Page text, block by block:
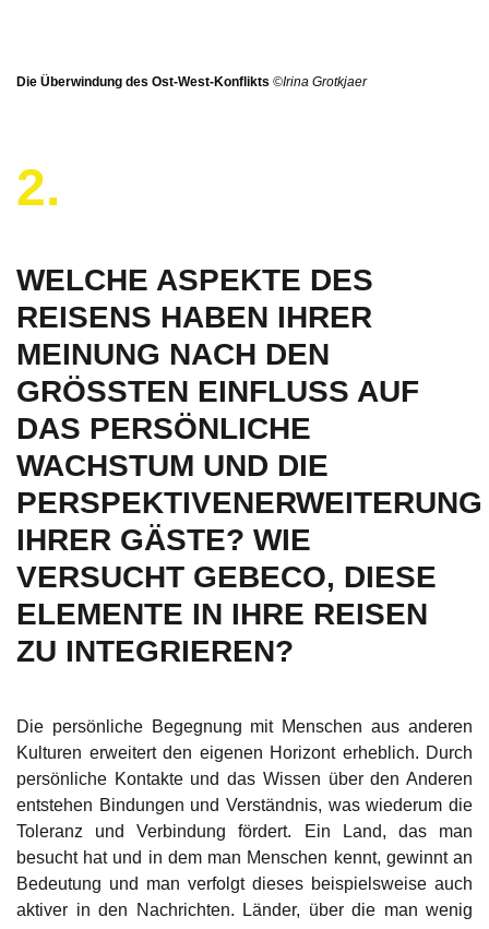
Die Überwindung des Ost-West-Konflikts ©Irina Grotkjaer
2.
WELCHE ASPEKTE DES
REISENS HABEN IHRER
MEINUNG NACH DEN
GRÖSSTEN EINFLUSS AUF D
AS PERSÖNLICHE W
ACHSTUM UND DIE P
ERSPEKTIVENERWEITERUNG I
HRER GÄSTE? WIE V
ERSUCHT GEBECO, DIESE E
LEMENTE IN IHRE REISEN Z
U INTEGRIEREN?
Die persönliche Begegnung mit Menschen aus anderen
Kulturen erweitert den eigenen Horizont erheblich. Durch
persönliche Kontakte und das Wissen über den Anderen
entstehen Bindungen und Verständnis, was wiederum die
Toleranz und Verbindung fördert. Ein Land, das man
besucht hat und in dem man Menschen kennt, gewinnt an
Bedeutung und man verfolgt dieses beispielsweise auch
aktiver in den Nachrichten. Länder, über die man wenig